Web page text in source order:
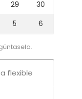
and the staff
I highly
for corporate
want attentive,
genuinely
29
30
5 6
flexible